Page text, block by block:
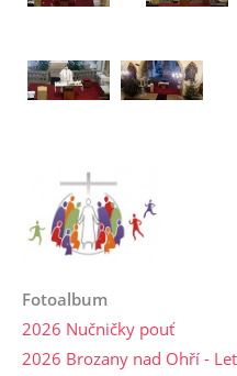
Fotoalbum
2026 Nučničky pouť
2026 Brozany nad Ohří -